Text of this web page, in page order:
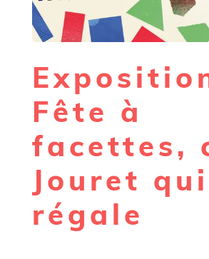
Fête à
facettes,
Jouret qui
régale